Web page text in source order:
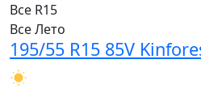
Все R15
ВсеЛето
195/55 R15 85V